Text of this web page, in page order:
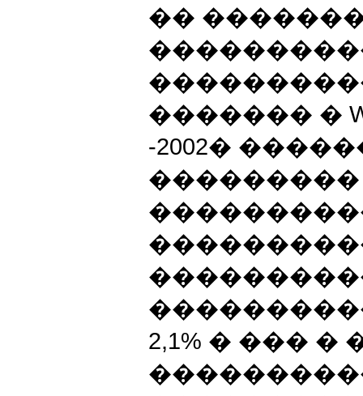
��
������� �
-2002�
2,1% � ���